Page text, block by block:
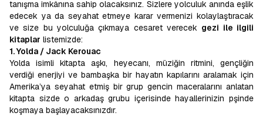
tanışma imkânına sahip olacaksınız. Sizlere yolculuk anında eşlik
edecek ya da seyahat etmeye karar vermenizi kolaylaştıracak
ve size bu yolculuğa çıkmaya cesaret verecek gezi ile ilgili
kitaplar listemizde:
1. Yolda / Jack Kerouac
Yolda isimli kitapta aşkı, heyecanı, müziğin ritmini, gençliğin
verdiği enerjiyi ve bambaşka bir hayatın kapılarını aralamak için
Amerika’ya seyahat etmiş bir grup gencin maceralarını anlatan
kitapta sizde o arkadaş grubu içerisinde hayallerinizin pşinde
koşmaya başlayacaksınızdır.